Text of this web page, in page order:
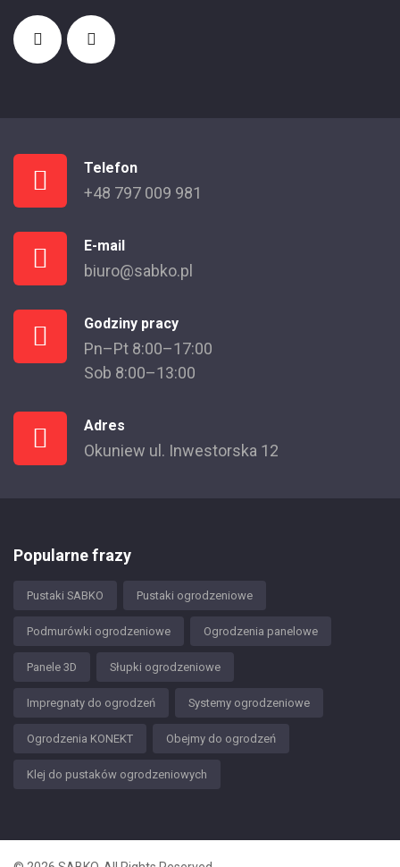
Telefon
+48 797 009 981
E-mail
biuro@sabko.pl
Godziny pracy
Pn–Pt 8:00–17:00
Sob 8:00–13:00
Adres
Okuniew ul. Inwestorska 12
Popularne frazy
Pustaki SABKO Pustaki ogrodzeniowe
Podmurówki ogrodzeniowe Ogrodzenia panelowe
Panele 3D Słupki ogrodzeniowe
Impregnaty do ogrodzeń Systemy ogrodzeniowe
Ogrodzenia KONEKT Obejmy do ogrodzeń
Klej do pustaków ogrodzeniowych